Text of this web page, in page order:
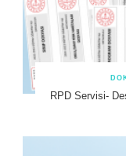
RPD Servisi-